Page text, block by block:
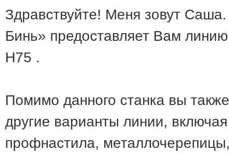
Здравствуйте! Меня зовут
Бинь» предоставляет Вам
H75 .
Помимо данного станка вы
другие варианты линии,
профнастила,